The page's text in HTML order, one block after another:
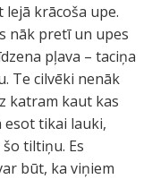
lejā krācoša upe.
nāk pretī un upes
pļava – taciņa
Te cilvēki nenāk
katram kaut kas
esot tikai lauki,
tiltiņu. Es
būt, ka viņiem